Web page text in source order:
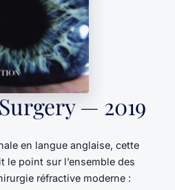
— 2019
en langue anglaise, cette
le point sur l’ensemble des
réfractive moderne :